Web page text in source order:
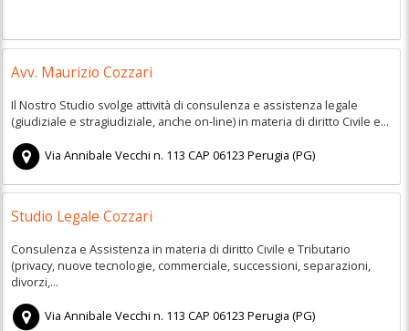
Avv. Maurizio Cozzari
Il Nostro Studio svolge attività di consulenza e assistenza legale
(giudiziale e stragiudiziale, anche on-line) in materia di diritto Civile e...
Via Annibale Vecchi n. 113 CAP06123 Perugia (PG)
Studio Legale Cozzari
Consulenza e Assistenza in materia di diritto Civile e Tributario
(privacy, nuove tecnologie, commerciale, successioni, separazioni,
divorzi,...
Via Annibale Vecchi n. 113 CAP06123 Perugia (PG)